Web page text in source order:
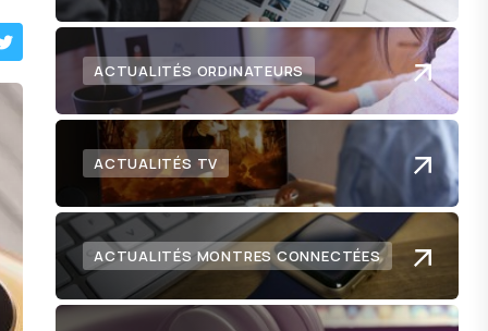
ACTUALITÉS ORDINATEURS
ACTUALITÉS TV
ACTUALITÉS MONTRES CONNECTÉES